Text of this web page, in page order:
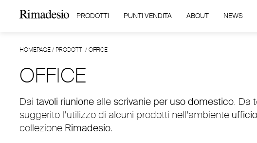
PRODOTTI PUNTI VENDITA ABOUT NEWS
HOMEPAGE/ PRODOTTI /OFFICE
OFFICE
Dai tavoli riunione alle scrivanie per uso domestico. Da
suggerito l’utilizzo di alcuni prodotti nell’ambiente ufficio
collezione Rimadesio.